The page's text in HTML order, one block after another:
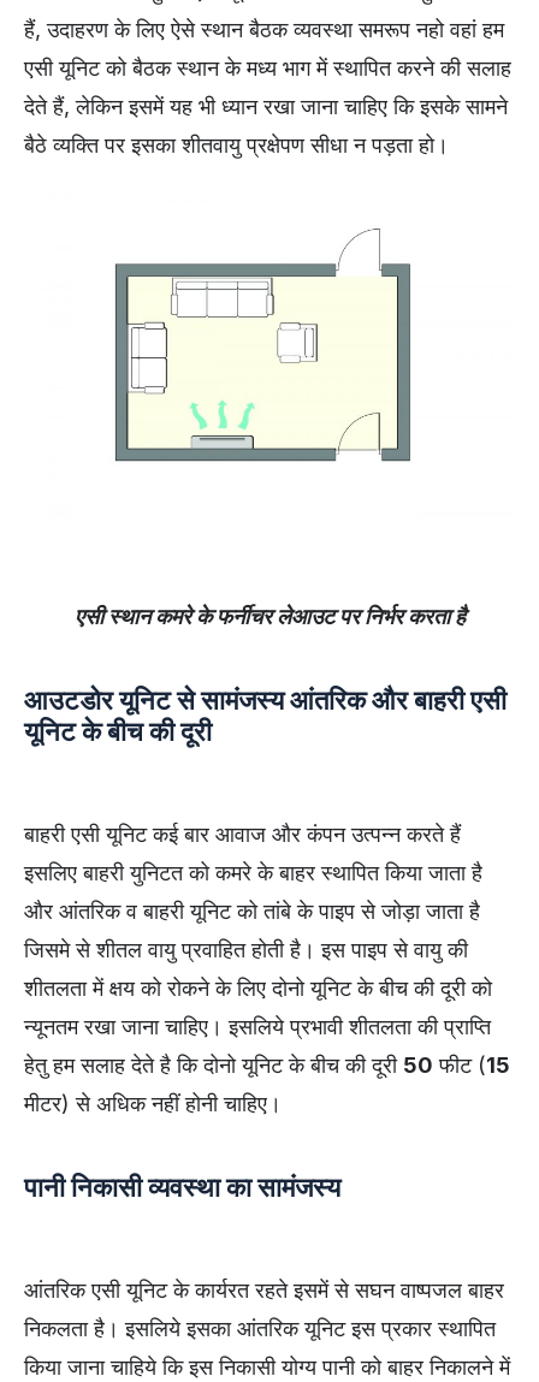
हैं, उदाहरण के लिए ऐसे स्थान बैठक व्यवस्था समरूप नहो वहां हम
एसी यूनिट को बैठक स्थान के मध्य भाग में स्थापित करने की सलाह
देते हैं, लेकिन इसमें यह भी ध्यान रखा जाना चाहिए कि इसके सामने
बैठे व्यक्ति पर इसका शीतवायु प्रक्षेपण सीधा न पड़ता हो।
एसी स्थान कमरे के फर्नीचर लेआउट पर निर्भर करता है
आउटडोर यूनिट से सामंजस्यआंतरिक और बाहरी एसी
यूनिट के बीच की दूरी
बाहरी एसी यूनिट कई बार आवाज और कंपन उत्पन्न करते हैं
इसलिए बाहरी युनिटत को कमरे के बाहर स्थापित किया जाता है
और आंतरिक व बाहरी यूनिट को तांबे के पाइप से जोड़ा जाता है
जिसमे से शीतल वायु प्रवाहित होती है। इस पाइप से वायु की
शीतलता में क्षय को रोकने के लिए दोनो यूनिट के बीच की दूरी को
न्यूनतम रखा जाना चाहिए। इसलिये प्रभावी शीतलता की प्राप्ति
हेतु हम सलाह देते है कि दोनो यूनिट के बीच की दूरी 50 फीट (15
मीटर) से अधिक नहीं होनी चाहिए।
पानी निकासी व्यवस्था का सामंजस्य
आंतरिक एसी यूनिट के कार्यरत रहते इसमें से सघन वाष्पजल बाहर
निकलता है। इसलिये इसका आंतरिक यूनिट इस प्रकार स्थापित
किया जाना चाहिये कि इस निकासी योग्य पानी को बाहर निकालने में